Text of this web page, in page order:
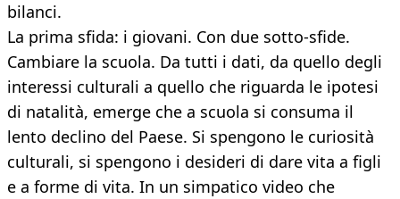
bilanci.
La prima sfida: i giovani. Con due sotto-sfide.
Cambiare la scuola. Da tutti i dati, da quello degli
interessi culturali a quello che riguarda le ipotesi
di natalità, emerge che a scuola si consuma il
lento declino del Paese. Si spengono le curiosità
culturali, si spengono i desideri di dare vita a figli
e a forme di vita. In un simpatico video che